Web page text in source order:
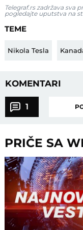
Telegraf.rs zadržava sva
pogledajte uputstva na
TEME
Nikola Tesla
KOMENTARI
1
PRIČE SA